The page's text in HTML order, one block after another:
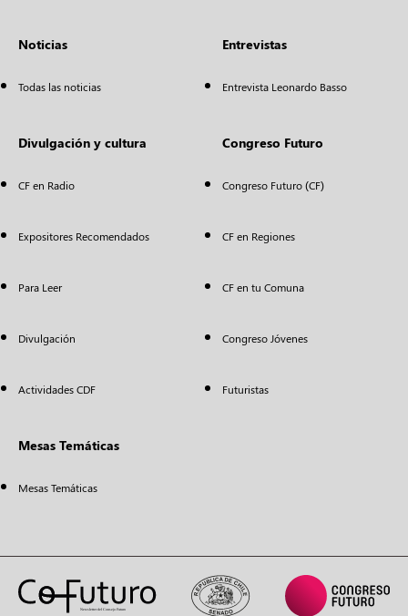
Noticias
Todas las noticias
Entrevistas
Entrevista Leonardo Basso
Divulgación y cultura
CF en Radio
Expositores Recomendados
Para Leer
Divulgación
Actividades CDF
Congreso Futuro
Congreso Futuro (CF)
CF en Regiones
CF en tu Comuna
Congreso Jóvenes
Futuristas
Mesas Temáticas
Mesas Temáticas